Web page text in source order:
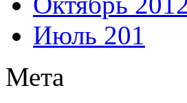
Июль 201
Мета